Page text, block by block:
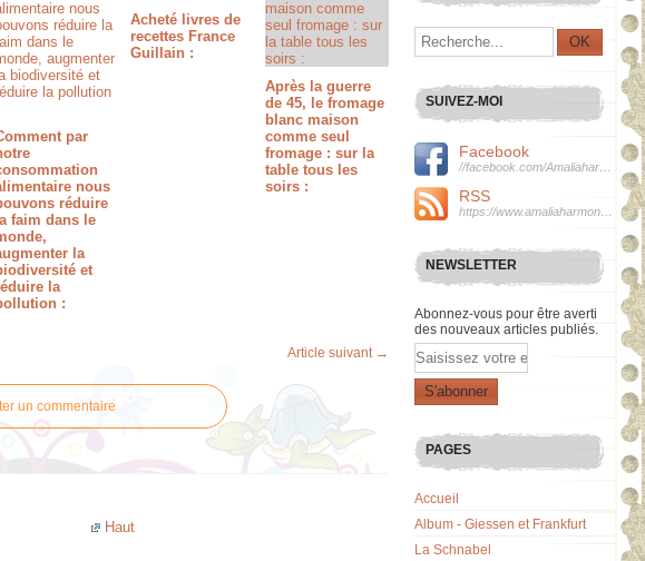
par
nous
réduire
la faim dans le
la
et
la
:
Acheté livres de
recettes France
Guillain :
Après la guerre
de 45, le fromage
blanc maison
comme seul
fromage : sur la
table tous les
soirs :
Article suivant →
un commentaire
Haut
SUIVEZ-MOI
Facebook
RSS
NEWSLETTER
Abonnez-vous pour être averti
des nouveaux articles publiés.
Email
PAGES
Accueil
Album - Giessen et Frankfurt
La Schnabel